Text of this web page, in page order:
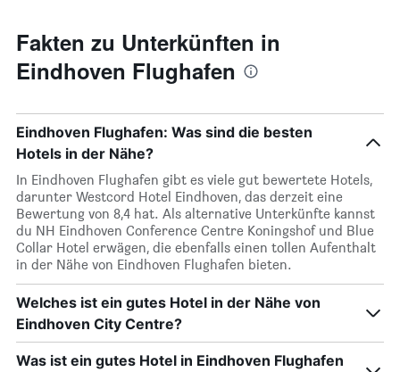
Fakten zu Unterkünften in
Eindhoven Flughafen
Eindhoven Flughafen: Was sind die besten
Hotels in der Nähe?
In Eindhoven Flughafen gibt es viele gut bewertete Hotels,
darunter Westcord Hotel Eindhoven, das derzeit eine
Bewertung von 8,4 hat. Als alternative Unterkünfte kannst
du NH Eindhoven Conference Centre Koningshof und Blue
Collar Hotel erwägen, die ebenfalls einen tollen Aufenthalt
in der Nähe von Eindhoven Flughafen bieten.
Welches ist ein gutes Hotel in der Nähe von
Eindhoven City Centre?
Was ist ein gutes Hotel in Eindhoven Flughafen